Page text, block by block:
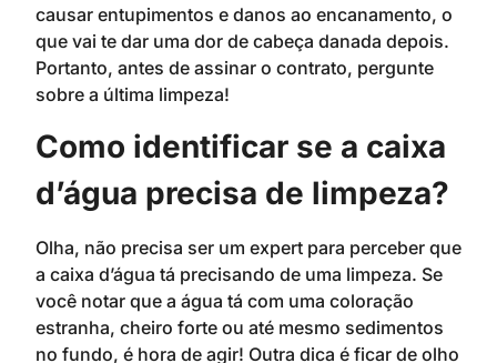
causar entupimentos e danos ao encanamento, o
que vai te dar uma dor de cabeça danada depois.
Portanto, antes de assinar o contrato, pergunte
sobre a última limpeza!
Como identificar se a caixa
d’água precisa de limpeza?
Olha, não precisa ser um expert para perceber que
a caixa d’água tá precisando de uma limpeza. Se
você notar que a água tá com uma coloração
estranha, cheiro forte ou até mesmo sedimentos
no fundo, é hora de agir! Outra dica é ficar de olho